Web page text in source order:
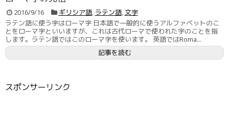
2016/9/16 ギリシア語, ラテン語,文字
ラテン語に使う字はローマ字 日本語で一般的に使うアルファベットのこ
とをローマ字といいますが、これは古代ローマで使われた字のことを指
します。ラテン語ではこのローマ字を使います。 英語ではRoma...
記事を読む
スポンサーリンク